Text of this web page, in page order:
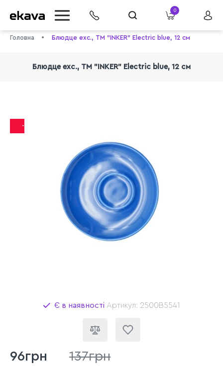
0
Головна Блюдце exc., ТМ "INKER" Electric blue, 12 см
Блюдце exc., ТМ "INKER" Electric blue, 12 см
-29%
Є в наявності Артикул: 2500B5541
96грн 137грн